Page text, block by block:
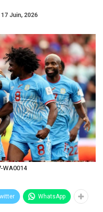
17 Juin, 2026
WA0014
WhatsApp